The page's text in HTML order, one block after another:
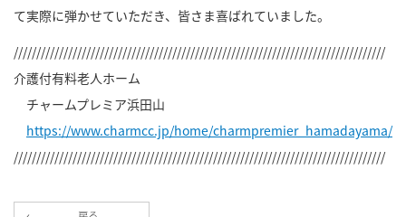
て実際に弾かせていただき、皆さま喜ばれていました。
//////////////////////////////////////////////////////////////////////////////////
介護付有料老人ホーム
チャームプレミア浜田山
https://www.charmcc.jp/home/charmpremier_hamadayama/
//////////////////////////////////////////////////////////////////////////////////